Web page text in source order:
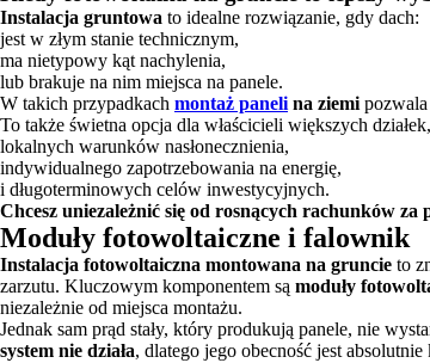
Instalacja gruntowa to idealne rozwiązanie, gdy dach:
jest w złym stanie technicznym,
ma nietypowy kąt nachylenia,
lub brakuje na nim miejsca na panele.
W takich przypadkach montaż paneli na ziemi
To także świetna opcja dla właścicieli większych
lokalnych warunków nasłonecznienia,
indywidualnego zapotrzebowania na energię,
i długoterminowych celów inwestycyjnych.
Chcesz uniezależnić się od rosnących rachunków za
Moduły fotowoltaiczne i falownik
Instalacja fotowoltaiczna montowana na gruncie to
zarzutu. Kluczowym komponentem są moduły
niezależnie od miejsca montażu.
Jednak sam prąd stały, który produkują panele, nie
system nie działa, dlatego jego obecność jest